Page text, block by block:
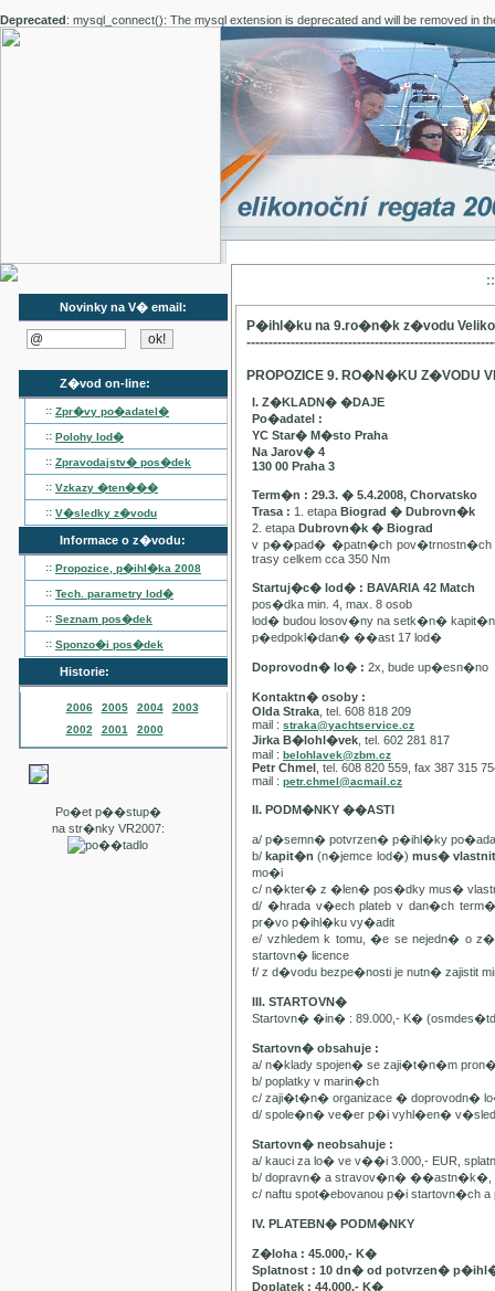
Deprecated: mysql_connect(): The mysql extension is deprecated and will be removed in
Novinky na V� email:
Z�vod on-line:
:: Zpr�vy po�adatel�
:: Polohy lod�
:: Zpravodajstv� pos�dek
:: Vzkazy �ten���
:: V�sledky z�vodu
Informace o z�vodu:
:: Propozice, p�ihl�ka 2008
:: Tech. parametry lod�
:: Seznam pos�dek
:: Sponzo�i pos�dek
Historie:
2006 2005 2004
2003
2002
2001 2000
Po�et p��stup�
na str�nky VR2007:
P�ihl�ku na 9.ro�n�k z�vodu
PROPOZICE 9. RO�N�KU Z�VODU
I. Z�KLADN� �DAJE
Po�adatel :
YC Star� M�sto Praha
Na Jarov� 4
130 00 Praha 3
Term�n : 29.3. � 5.4.2008, Chorvatsko
Trasa : 1. etapa Biograd � Dubrovn�k
2. etapa Dubrovn�k � Biograd
v p��pad� �patn�ch pov�trnostn�ch
trasy celkem cca 350 Nm
Startuj�c� lod� : BAVARIA 42 Match
pos�dka min. 4, max. 8 osob
lod� budou losov�ny na setk�n�
p�edpokl�dan� ��ast 17 lod�
Doprovodn� lo� : 2x, bude up�esn�no
Kontaktn� osoby :
Olda Straka , tel. 608 818 209
mail : straka@yachtservice.cz
Jirka B�lohl�vek , tel. 602 281 817
mail : belohlavek@zbm.cz
Petr Chmel , tel. 608 820 559, fax 387 315
mail : petr.chmel@acmail.cz
II. PODM�NKY ��ASTI
a/ p�semn� potvrzen� p�ihl�ky
b/kapit�n(n�jemce lod�) mus�
mo�i
c/ n�kter� z �len� pos�dky mus�
d/ �hrada v�ech plateb v dan�ch
pr�vo p�ihl�ku vy�adit
e/ vzhledem k tomu, �e se nejedn� o
startovn� licence
f/ z d�vodu bezpe�nosti je nutn� zajistit
III. STARTOVN�
Startovn� �in� : 89.000,- K�
Startovn� obsahuje :
a/ n�klady spojen� se zaji�t�n�m
b/ poplatky v marin�ch
c/ zaji�t�n� organizace � doprovodn�
d/ spole�n� ve�er p�i vyhl�en�
Startovn� neobsahuje :
a/ kauci za lo� ve v��i 3.000,- EUR,
b/ dopravn� a stravov�n� ��astn�k�,
c/ naftu spot�ebovanou p�i startovn�ch
IV. PLATEBN� PODM�NKY
Z�loha : 45.000,- K�
Splatnost : 10 dn� od potvrzen�
Doplatek : 44.000,- K�